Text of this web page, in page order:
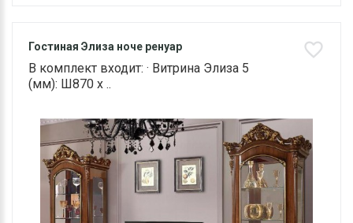
Гостиная Элиза ноче ренуар
В комплект входит: · Витрина Элиза 5
(мм): Ш870 х ..